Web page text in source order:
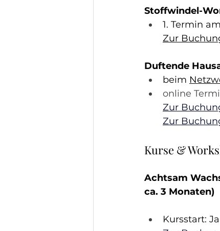
Stoffwindel-
1. Termin
Zur
Duftende
beim
online
Zur
Zur
Kurse &
Achtsam
ca. 3 Monaten)
Kursstart: